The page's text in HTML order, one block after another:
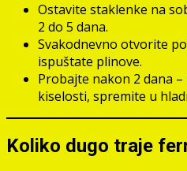
Ostavite staklenke na
2 do 5 dana.
Svakodnevno otvorite
ispuštate plinove.
Probajte nakon 2 dana
kiselosti, spremite u
Koliko dugo traje